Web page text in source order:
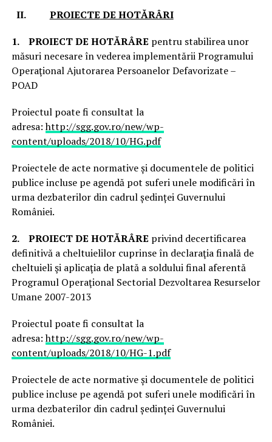
II. PROIECTE DE HOTĂRÂRI
1. PROIECT DE HOTĂRÂRE pentru stabilirea unor
măsuri necesare în vederea implementării Programului
Operaţional Ajutorarea Persoanelor Defavorizate –
POAD
Proiectul poate fi consultat la
adresa:http://sgg.gov.ro/new/wp-
content/uploads/2018/10/HG.pdf
Proiectele de acte normative și documentele de politici
publice incluse pe agendă pot suferi unele modificări în
urma dezbaterilor din cadrul ședinței Guvernului
României.
2. PROIECT DE HOTĂRÂRE privind decertificarea
definitivă a cheltuielilor cuprinse în declaraţia finală de
cheltuieli şi aplicaţia de plată a soldului final aferentă
Programul Operaţional Sectorial Dezvoltarea Resurselor
Umane 2007-2013
Proiectul poate fi consultat la
adresa:http://sgg.gov.ro/new/wp-
content/uploads/2018/10/HG-1.pdf
Proiectele de acte normative și documentele de politici
publice incluse pe agendă pot suferi unele modificări în
urma dezbaterilor din cadrul ședinței Guvernului
României.